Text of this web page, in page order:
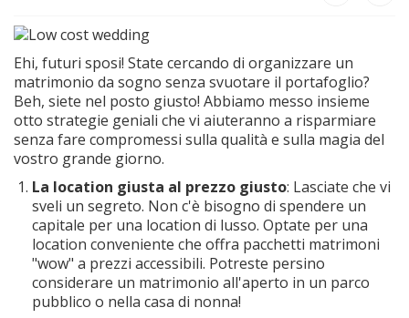
Ehi, futuri sposi! State cercando di organizzare un
matrimonio da sogno senza svuotare il portafoglio?
Beh, siete nel posto giusto! Abbiamo messo insieme
otto strategie geniali che vi aiuteranno a risparmiare
senza fare compromessi sulla qualità e sulla magia del
vostro grande giorno.
La location giusta al prezzo giusto: Lasciate che vi
sveli un segreto. Non c'è bisogno di spendere un
capitale per una location di lusso. Optate per una
location conveniente che offra pacchetti matrimoni
"wow" a prezzi accessibili. Potreste persino
considerare un matrimonio all'aperto in un parco
pubblico o nella casa di nonna!